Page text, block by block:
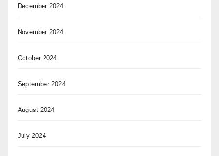
December 2024
November 2024
October 2024
September 2024
August 2024
July 2024